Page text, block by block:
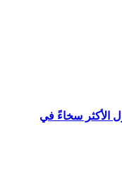
الدول الأكثر سخاءً في